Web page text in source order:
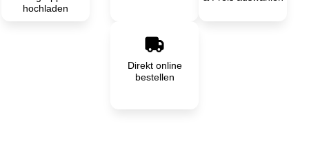
hochladen
Direkt online
bestellen